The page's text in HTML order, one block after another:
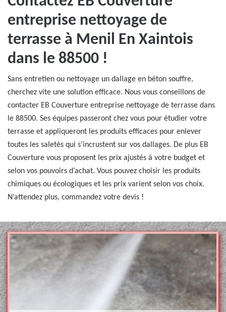
entreprise nettoyage de
terrasse à Menil En Xaintois
dans le 88500 !
Sans entretien ou nettoyage un dallage en béton souffre,
cherchez vite une solution efficace. Nous vous conseillons de
contacter EB Couverture entreprise nettoyage de terrasse dans
le 88500. Ses équipes passeront chez vous pour étudier votre
terrasse et appliqueront les produits efficaces pour enlever
toutes les saletés qui s’incrustent sur vos dallages. De plus EB
Couverture vous proposent les prix ajustés à votre budget et
selon vos pouvoirs d’achat. Vous pouvez choisir les produits
chimiques ou écologiques et les prix varient selon vos choix.
N’attendez plus, commandez votre devis !